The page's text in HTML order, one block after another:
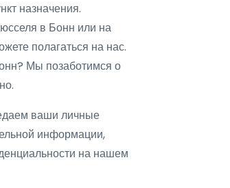
назначения.
в Бонн или на
полагаться на нас.
Мы позаботимся о
ваши личные
информации,
на нашем